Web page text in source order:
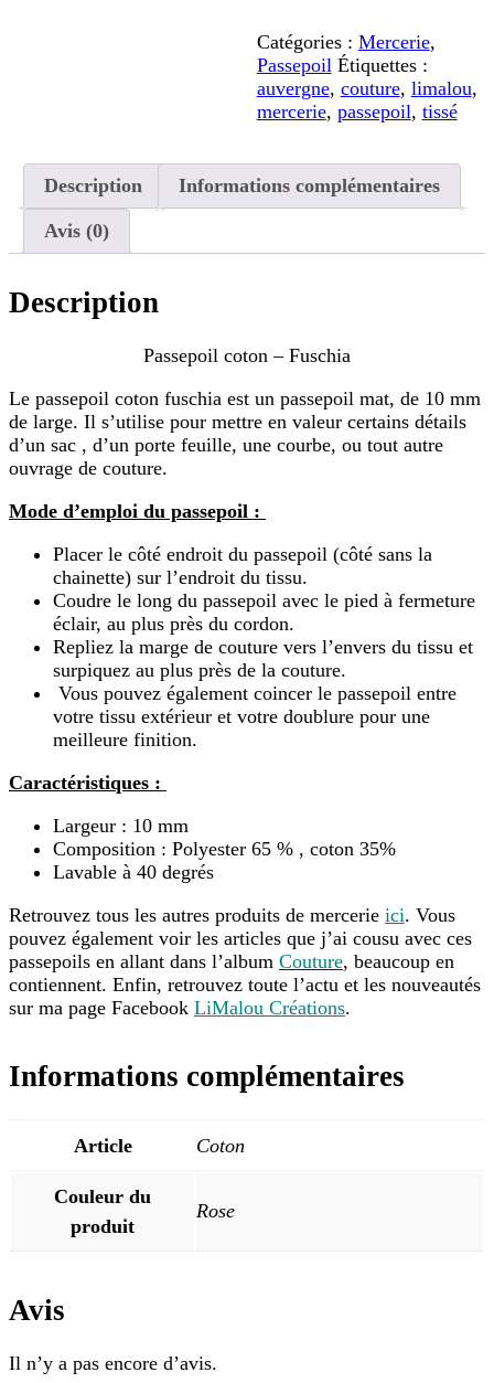
-
Fuschia
Catégories : Mercerie,
Passepoil Étiquettes :
auvergne, couture, limalou,
mercerie, passepoil, tissé
Description Informations complémentaires
Avis (0)
Description
Passepoil coton – Fuschia
Le passepoil coton fuschia est un passepoil mat, de 10 mm
de large. Il s’utilise pour mettre en valeur certains détails
d’un sac , d’un porte feuille, une courbe, ou tout autre
ouvrage de couture.
Mode d’emploi du passepoil :
Placer le côté endroit du passepoil (côté sans la
chainette) sur l’endroit du tissu.
Coudre le long du passepoil avec le pied à fermeture
éclair, au plus près du cordon.
Repliez la marge de couture vers l’envers du tissu et
surpiquez au plus près de la couture.
Vous pouvez également coincer le passepoil entre
votre tissu extérieur et votre doublure pour une
meilleure finition.
Caractéristiques :
Largeur : 10 mm
Composition : Polyester 65 % , coton 35%
Lavable à 40 degrés
Retrouvez tous les autres produits de mercerie ici. Vous
pouvez également voir les articles que j’ai cousu avec ces
passepoils en allant dans l’album Couture, beaucoup en
contiennent. Enfin, retrouvez toute l’actu et les nouveautés
sur ma page Facebook LiMalou Créations.
Informations complémentaires
Article Coton
Couleur du
produit
Rose
Avis
Il n’y a pas encore d’avis.